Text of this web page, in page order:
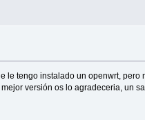
le tengo instalado un openwrt,
versión os lo agradeceria, un